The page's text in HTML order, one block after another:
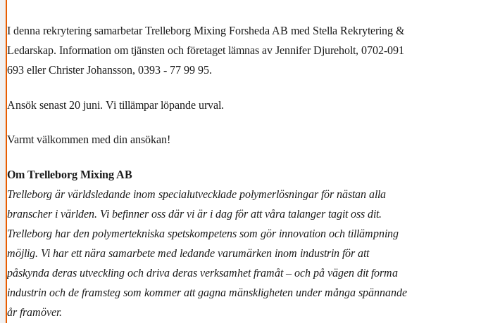
I denna rekrytering samarbetar Trelleborg Mixing Forsheda AB med Stella Rekrytering &
Ledarskap. Information om tjänsten och företaget lämnas av Jennifer Djureholt, 0702-091
693 eller Christer Johansson, 0393 - 77 99 95.
Ansök senast 20 juni. Vi tillämpar löpande urval.
Varmt välkommen med din ansökan!
Om Trelleborg Mixing AB
Trelleborg är världsledande inom specialutvecklade polymerlösningar för nästan alla
branscher i världen. Vi befinner oss där vi är i dag för att våra talanger tagit oss dit.
Trelleborg har den polymertekniska spetskompetens som gör innovation och tillämpning
möjlig. Vi har ett nära samarbete med ledande varumärken inom industrin för att
påskynda deras utveckling och driva deras verksamhet framåt – och på vägen dit forma
industrin och de framsteg som kommer att gagna mänskligheten under många spännande
år framöver.